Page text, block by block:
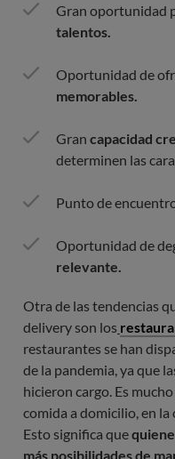
Gran oportunidad
talentos.
Oportunidad de
memorables.
Gran capacidad
determinen las
Punto de
Oportunidad de
relevante.
Otra de las tendencias
delivery son los
restaurantes se han
de la pandemia, ya que
hicieron cargo. Es
comida a domicilio, en
Esto significa que
más posibilidades de